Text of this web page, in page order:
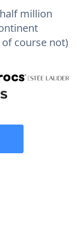
million
course not)